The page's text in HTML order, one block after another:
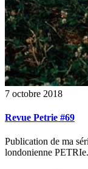
7 octobre 2018
Revue Petrie #69
Publication de ma
londonienne PETRIe.